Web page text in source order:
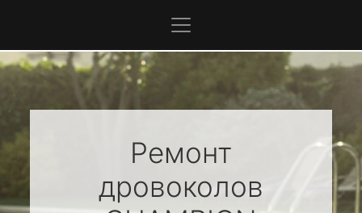
Ремонт
дровоколов